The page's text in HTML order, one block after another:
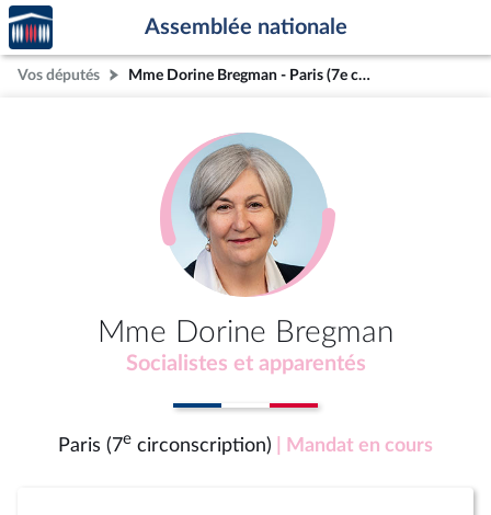
Aller au contenu
Aller en bas de la page
Accèder
à la
page
d'accueil
Assemblée nationale
Vos députés Mme Dorine Bregman - Paris (7e circonscription)
Mme Dorine Bregman
Socialistes et apparentés
Paris (7e circonscription) | Mandat en cours